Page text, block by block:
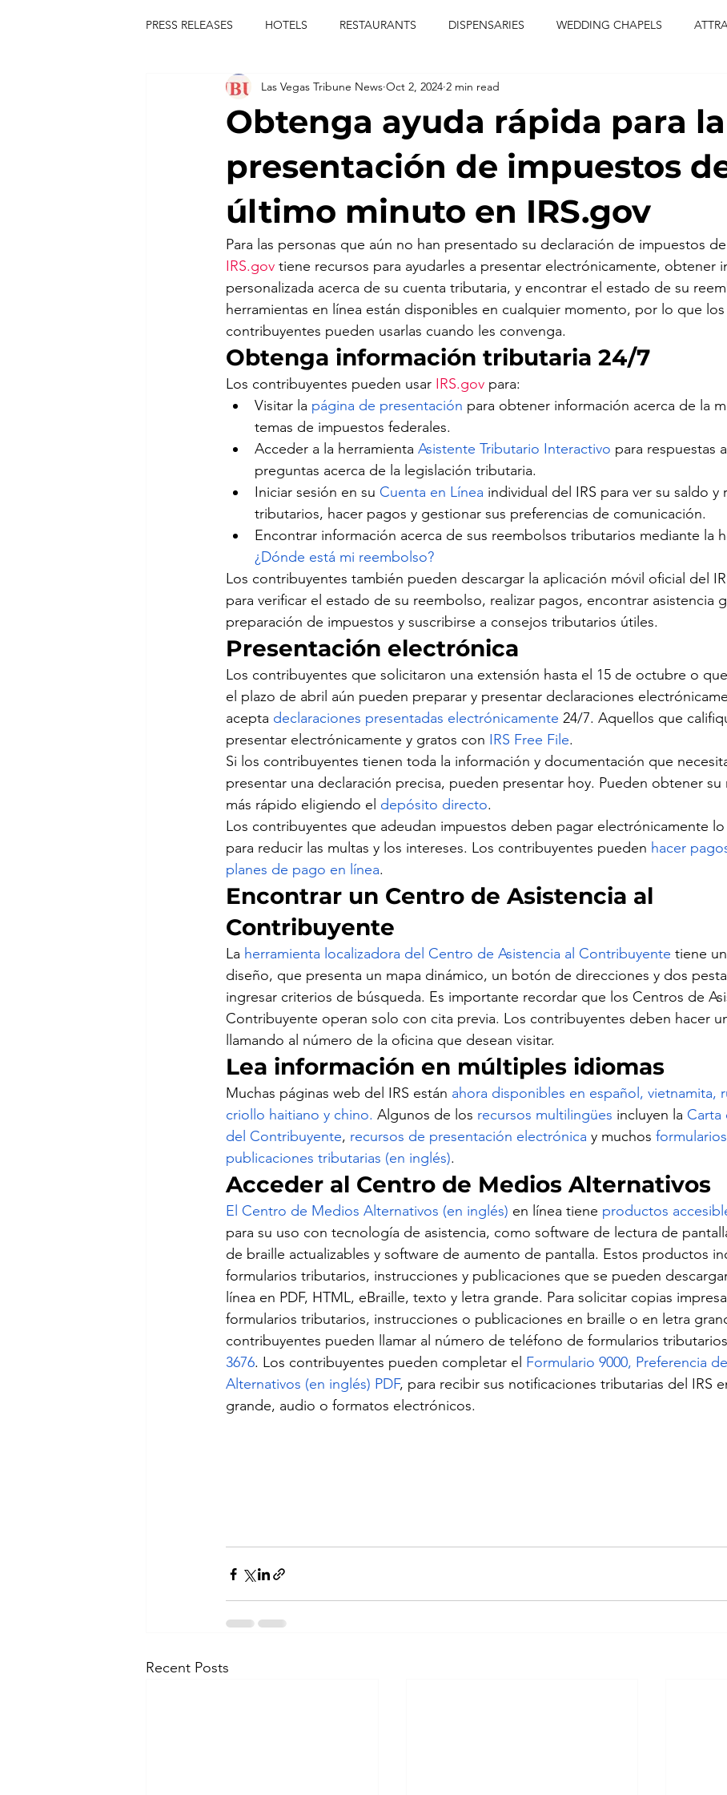
PRESS RELEASES HOTELS RESTAURANTS DISPENSARIES WEDDING CHAPELS
FESTIVALS CONCERTS ENTERTAINMENT
blaqkat adi of the knyte usic
king scorpio jerry cartier Jewel c carter pink passion food
Obtenga ayuda rápida para la
presentación de impuestos
último minuto en IRS.gov
Las Vegas Tribune News Oct 2, 2024 2 min read
Para las personas que aún no han presentado su declaración de impuestos de
IRS.gov tiene recursos para ayudarles a presentar electrónicamente, obtener
personalizada acerca de su cuenta tributaria, y encontrar el estado de su
herramientas en línea están disponibles en cualquier momento, por lo que los
contribuyentes pueden usarlas cuando les convenga.
Obtenga información tributaria 24/7
Los contribuyentes pueden usar IRS.gov para:
Visitar la página de presentación para obtener información acerca de la
temas de impuestos federales.
Acceder a la herramienta Asistente Tributario Interactivo para respuestas
preguntas acerca de la legislación tributaria.
Iniciar sesión en su Cuenta en Línea individual del IRS para ver su saldo y
tributarios, hacer pagos y gestionar sus preferencias de comunicación.
Encontrar información acerca de sus reembolsos tributarios mediante la
¿Dónde está mi reembolso?
Los contribuyentes también pueden descargar la aplicación móvil oficial del
para verificar el estado de su reembolso, realizar pagos, encontrar asistencia
preparación de impuestos y suscribirse a consejos tributarios útiles.
Presentación electrónica
Los contribuyentes que solicitaron una extensión hasta el 15 de octubre o
el plazo de abril aún pueden preparar y presentar declaraciones
acepta declaraciones presentadas electrónicamente 24/7. Aquellos que
presentar electrónicamente y gratos con IRS Free File.
Si los contribuyentes tienen toda la información y documentación que
presentar una declaración precisa, pueden presentar hoy. Pueden obtener su
más rápido eligiendo el depósito directo.
Los contribuyentes que adeudan impuestos deben pagar electrónicamente
para reducir las multas y los intereses. Los contribuyentes pueden hacer
planes de pago en línea.
Encontrar un Centro de Asistencia al
Contribuyente
La herramienta localizadora del Centro de Asistencia al Contribuyente tiene
diseño, que presenta un mapa dinámico, un botón de direcciones y dos
ingresar criterios de búsqueda. Es importante recordar que los Centros de
Contribuyente operan solo con cita previa. Los contribuyentes deben hacer
llamando al número de la oficina que desean visitar.
Lea información en múltiples idiomas
Muchas páginas web del IRS están ahora disponibles en español, vietnamita,
criollo haitiano y chino. Algunos de los recursos multilingües incluyen la Carta
del Contribuyente, recursos de presentación electrónica y muchos
publicaciones tributarias (en inglés).
Acceder al Centro de Medios Alternativos
El Centro de Medios Alternativos (en inglés) en línea tiene productos
para su uso con tecnología de asistencia, como software de lectura de
de braille actualizables y software de aumento de pantalla. Estos productos
formularios tributarios, instrucciones y publicaciones que se pueden
línea en PDF, HTML, eBraille, texto y letra grande. Para solicitar copias
formularios tributarios, instrucciones o publicaciones en braille o en letra
contribuyentes pueden llamar al número de teléfono de formularios tributarios
3676. Los contribuyentes pueden completar el Formulario 9000, Preferencia
Alternativos (en inglés) PDF, para recibir sus notificaciones tributarias del IRS
grande, audio o formatos electrónicos.
Recent Posts